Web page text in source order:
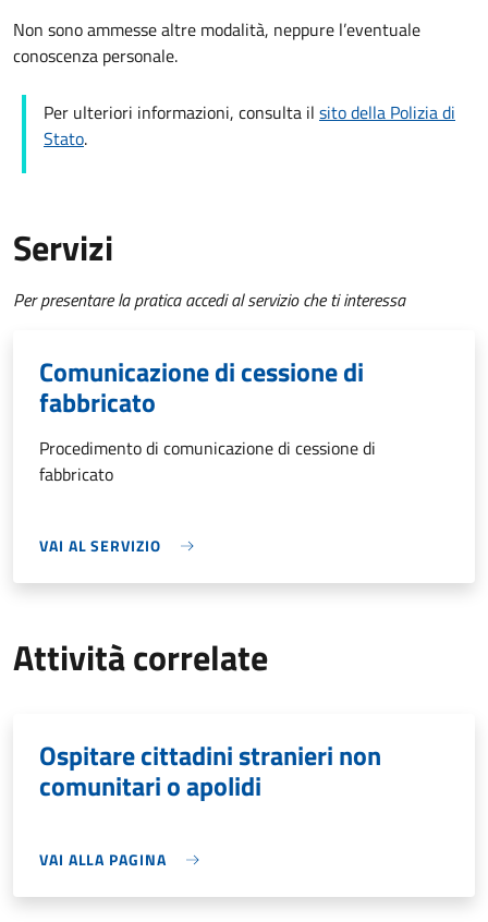
Non sono ammesse altre modalità, neppure l’eventuale
conoscenza personale.
Per ulteriori informazioni, consulta il sito della Polizia di
Stato.
Servizi
Per presentare la pratica accedi al servizio che ti interessa
Comunicazione di cessione di
fabbricato
Procedimento di comunicazione di cessione di
fabbricato
VAI AL SERVIZIO
Attività correlate
Ospitare cittadini stranieri non
comunitari o apolidi
VAI ALLA PAGINA